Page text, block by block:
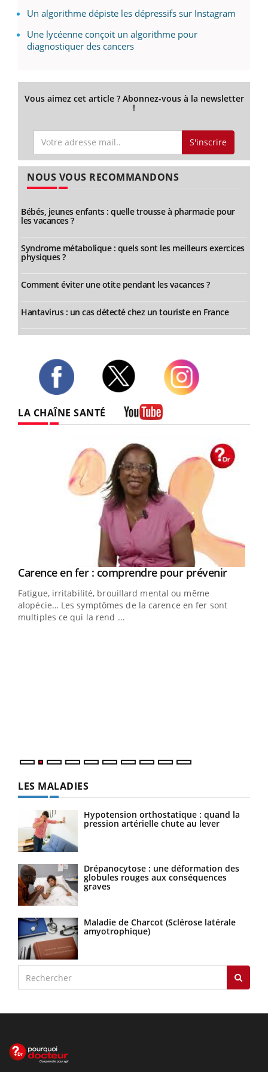
Un algorithme dépiste les dépressifs sur Instagram
Une lycéenne conçoit un algorithme pour
diagnostiquer des cancers
Vous aimez cet article ? Abonnez-vous à la newsletter
!
S'inscrire
NOUS VOUS RECOMMANDONS
Bébés, jeunes enfants : quelle trousse à pharmacie pour
les vacances ?
Syndrome métabolique : quels sont les meilleurs exercices
physiques ?
Comment éviter une otite pendant les vacances ?
Hantavirus : un cas détecté chez un touriste en France
LA CHAÎNE SANTÉ
Youtube
Carence en fer : comprendre pour prévenirYoutube
Fatigue, irritabilité, brouillard mental ou même
alopécie… Les symptômes de la carence en fer sont
multiples ce qui la rend ...
LES MALADIES
Hypotension orthostatique : quand la
pression artérielle chute au lever
Drépanocytose : une déformation des
globules rouges aux conséquences
graves
Maladie de Charcot (Sclérose latérale
amyotrophique)